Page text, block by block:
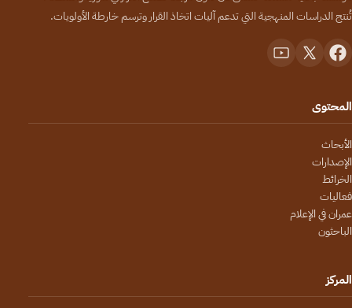
تُنتج الدراسات المنهجية التي تدعم آليات اتخاذ القرار وترسم خارطة الأولويات.
المحتوى
الأبحاث
الإصدارات
الخرائط
فعاليات
عمران في الإعلام
الباحثون
المركز